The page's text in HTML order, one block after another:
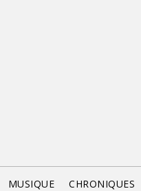
MUSIQUE CHRONIQUES